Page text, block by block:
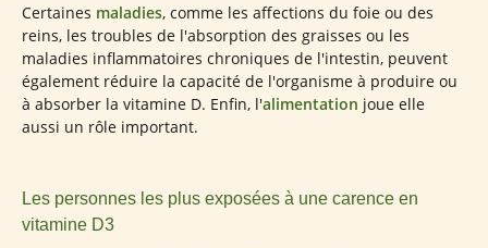
Certaines maladies, comme les affections du foie ou des
reins, les troubles de l'absorption des graisses ou les
maladies inflammatoires chroniques de l'intestin, peuvent
également réduire la capacité de l'organisme à produire ou
à absorber la vitamine D. Enfin, l'alimentation joue elle
aussi un rôle important.
Les personnes les plus exposées à une carence en
vitamine D3